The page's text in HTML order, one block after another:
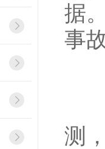
据
事
测